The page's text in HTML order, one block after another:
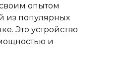
опытом
из популярных
Это устройство
и